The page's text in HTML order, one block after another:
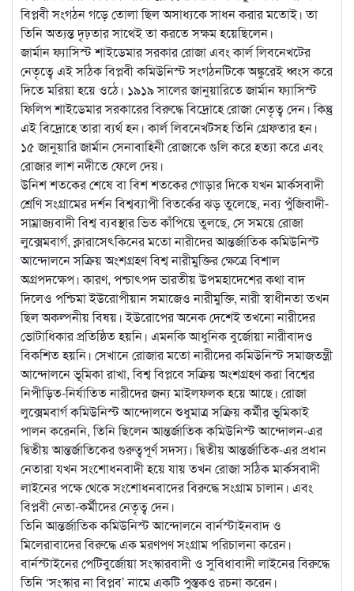
বিপ্লবী সংগঠন গড়ে তোলা ছিল অসাধ্যকে সাধন করার মতোই। তা
তিনি অত্যন্ত দৃঢ়তার সাথেই তা করতে সক্ষম হয়েছিলেন।
জার্মান ফ্যাসিস্ট শাইডেমার সরকার রোজা এবং কার্ল লিবনেখটের
নেতৃত্বে এই সঠিক বিপ্লবী কমিউনিস্ট সংগঠনটিকে অঙ্কুরেই ধ্বংস করে
দিতে মরিয়া হয়ে ওঠে। ১৯১৯ সালের জানুয়ারিতে জার্মান ফ্যাসিস্ট
ফিলিপ শাইডেমার সরকারের বিরুদ্ধে বিদ্রোহে রোজা নেতৃত্ব দেন। কিন্তু
এই বিদ্রোহে তারা ব্যর্থ হন। কার্ল লিবনেখটসহ তিনি গ্রেফতার হন।
১৫ জানুয়ারি জার্মান সেনাবাহিনী রোজাকে গুলি করে হত্যা করে এবং
রোজার লাশ নদীতে ফেলে দেয়।
উনিশ শতকের শেষে বা বিশ শতকের গোড়ার দিকে যখন মার্কসবাদী
শ্রেণি সংগ্রামের দর্শন বিশ্বব্যাপী বিতর্কের ঝড় তুলেছে, নব্য পুঁজিবাদী-
সাম্রাজ্যবাদী বিশ্ব ব্যবস্থার ভিত কাঁপিয়ে তুলছে, সে সময়ে রোজা
লুক্সেমবার্গ, ক্লারাসেৎকিনের মতো নারীদের আন্তর্জাতিক কমিউনিস্ট
আন্দোলনে সক্রিয় অংশগ্রহণ বিশ্ব নারীমুক্তির ক্ষেত্রে বিশাল
অগ্রপদক্ষেপ। কারণ, পশ্চাৎপদ ভারতীয় উপমহাদেশের কথা বাদ
দিলেও পশ্চিমা ইউরোপীয়ান সমাজেও নারীমুক্তি, নারী স্বাধীনতা তখন
ছিল অকল্পনীয় বিষয়। ইউরোপের অনেক দেশেই তখনো নারীদের
ভোটাধিকার প্রতিষ্ঠিত হয়নি। এমনকি আধুনিক বুর্জোয়া নারীবাদও
বিকশিত হয়নি। সেখানে রোজার মতো নারীদের কমিউনিস্ট সমাজতন্ত্রী
আন্দোলনে ভূমিকা রাখা, বিশ্ব বিপ্লবে সক্রিয় অংশগ্রহণ করা বিশ্বের
নিপীড়িত-নির্যাতিত নারীদের জন্য মাইলফলক হয়ে আছে। রোজা
লুক্সেমবার্গ কমিউনিস্ট আন্দোলনে শুধুমাত্র সক্রিয় কর্মীর ভূমিকাই
পালন করেননি, তিনি ছিলেন আন্তর্জাতিক কমিউনিস্ট আন্দোলন-এর
দ্বিতীয় আন্তর্জাতিকের গুরুত্বপূর্ণ সদস্য। দ্বিতীয় আন্তর্জাতিক-এর প্রধান
নেতারা যখন সংশোধনবাদী হয়ে যায় তখন রোজা সঠিক মার্কসবাদী
লাইনের পক্ষে থেকে সংশোধনবাদের বিরুদ্ধে সংগ্রাম চালান। এবং
বিপ্লবী নেতা-কর্মীদের নেতৃত্ব দেন।
তিনি আন্তর্জাতিক কমিউনিস্ট আন্দোলনে বার্নস্টাইনবাদ ও
মিলেরাবাদের বিরুদ্ধে এক মরণপণ সংগ্রাম পরিচালনা করেন।
বার্নস্টাইনের পেটিবুর্জোয়া সংস্কারবাদী ও সুবিধাবাদী লাইনের বিরুদ্ধে
তিনি ‘সংস্কার না বিপ্লব’ নামে একটি পুস্তকও রচনা করেন।